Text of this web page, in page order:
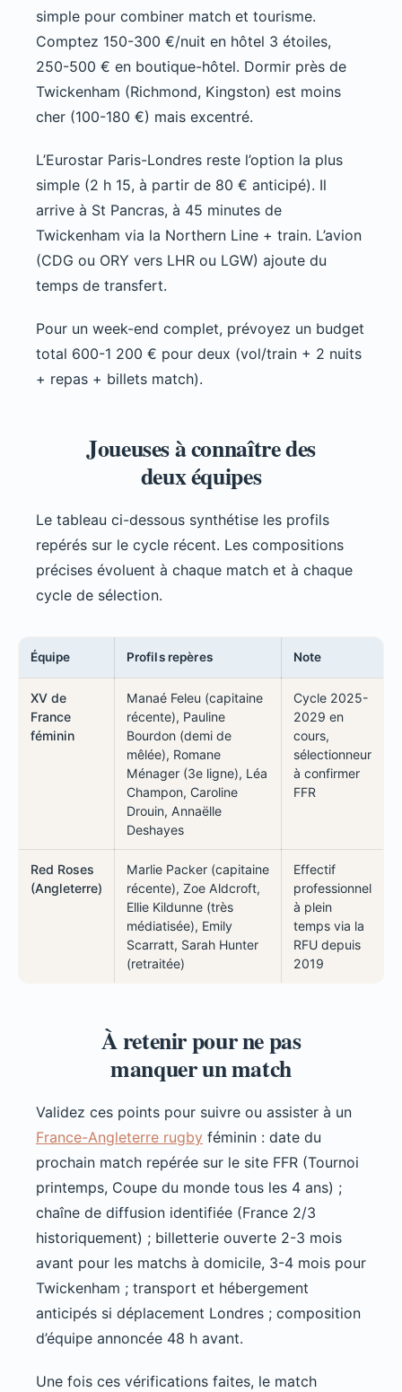
simple pour combiner match et tourisme.
Comptez 150-300 €/nuit en hôtel 3 étoiles,
250-500 € en boutique-hôtel. Dormir près de
Twickenham (Richmond, Kingston) est moins
cher (100-180 €) mais excentré.
L’Eurostar Paris-Londres reste l’option la plus
simple (2 h 15, à partir de 80 € anticipé). Il
arrive à St Pancras, à 45 minutes de
Twickenham via la Northern Line + train. L’avion
(CDG ou ORY vers LHR ou LGW) ajoute du
temps de transfert.
Pour un week-end complet, prévoyez un budget
total 600-1 200 € pour deux (vol/train + 2 nuits
+ repas + billets match).
Joueuses à connaître des
deux équipes
Le tableau ci-dessous synthétise les profils
repérés sur le cycle récent. Les compositions
précises évoluent à chaque match et à chaque
cycle de sélection.
Équipe Profils repères Note
XV de
France
féminin
Manaé Feleu (capitaine
récente), Pauline
Bourdon (demi de
mêlée), Romane
Ménager (3e ligne), Léa
Champon, Caroline
Drouin, Annaëlle
Deshayes
Cycle 2025-
2029 en
cours,
sélectionneur
à confirmer
FFR
Red Roses
(Angleterre)
Marlie Packer (capitaine
récente), Zoe Aldcroft,
Ellie Kildunne (très
médiatisée), Emily
Scarratt, Sarah Hunter
(retraitée)
Effectif
professionnel
à plein
temps via la
RFU depuis
2019
À retenir pour ne pas
manquer un match
Validez ces points pour suivre ou assister à un
France-Angleterre rugby féminin : date du
prochain match repérée sur le site FFR (Tournoi
printemps, Coupe du monde tous les 4 ans) ;
chaîne de diffusion identifiée (France 2/3
historiquement) ; billetterie ouverte 2-3 mois
avant pour les matchs à domicile, 3-4 mois pour
Twickenham ; transport et hébergement
anticipés si déplacement Londres ; composition
d’équipe annoncée 48 h avant.
Une fois ces vérifications faites, le match